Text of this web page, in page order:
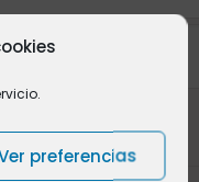
preferencias